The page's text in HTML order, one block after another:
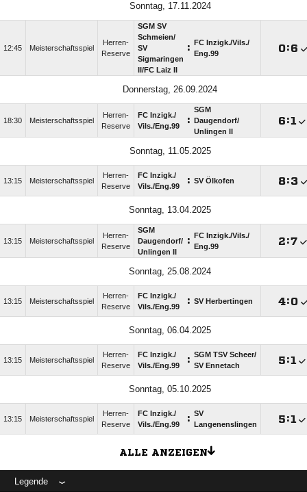
Sonntag, 17.11.2024
12:45 Meisterschaftsspiel
Herren-
Reserve
SGM SV
Schmeien/​
SV
Sigmaringen
II/​FC Laiz II
:
FC Inzigk./​Vils./​
Eng.99
:
Donnerstag, 26.09.2024
18:30 Meisterschaftsspiel
Herren-
Reserve
FC Inzigk./​
Vils./​Eng.99
:
SGM
Daugendorf/​
Unlingen II
:
Sonntag, 11.05.2025
13:15 Meisterschaftsspiel
Herren-
Reserve
FC Inzigk./​
Vils./​Eng.99
: SV Ölkofen :
Sonntag, 13.04.2025
13:15 Meisterschaftsspiel
Herren-
Reserve
SGM
Daugendorf/​
Unlingen II
:
FC Inzigk./​Vils./​
Eng.99
:
Sonntag, 25.08.2024
13:15 Meisterschaftsspiel
Herren-
Reserve
FC Inzigk./​
Vils./​Eng.99
: SV Herbertingen :
Sonntag, 06.04.2025
13:15 Meisterschaftsspiel
Herren-
Reserve
FC Inzigk./​
Vils./​Eng.99
: SGM TSV Scheer/​
SV Ennetach
:
Sonntag, 05.10.2025
13:15 Meisterschaftsspiel
Herren-
Reserve
FC Inzigk./​
Vils./​Eng.99
: SV
Langenenslingen
:
ALLE ANZEIGEN
Legende